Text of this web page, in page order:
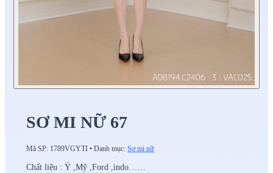
SƠ MI NỮ 67
Mã SP: 1789VGYTI • Danh mục: Sơ mi nữ
Chất liệu : Ý ,Mỹ ,Ford ,indo……